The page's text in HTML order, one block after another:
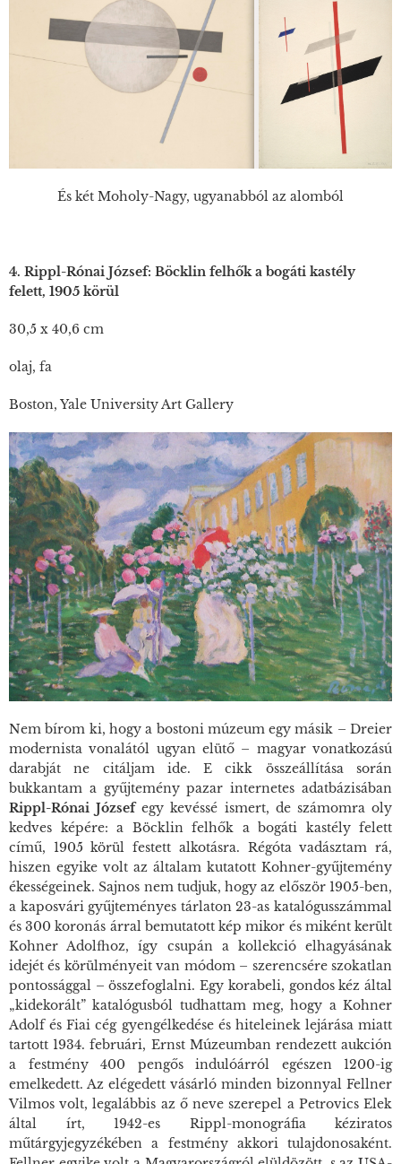
És két Moholy-Nagy, ugyanabból az alomból
4. Rippl-Rónai József: Böcklin felhők a bogáti kastély
felett, 1905 körül
30,5 x 40,6 cm
olaj, fa
Boston, Yale University Art Gallery
Nem bírom ki, hogy a bostoni múzeum egy másik – Dreier
modernista vonalától ugyan elütő – magyar vonatkozású
darabját ne citáljam ide. E cikk összeállítása során
bukkantam a gyűjtemény pazar internetes adatbázisában
Rippl-Rónai Józsefegy kevéssé ismert, de számomra oly
kedves képére: a Böcklin felhők a bogáti kastély felett
című, 1905 körül festett alkotásra. Régóta vadásztam rá,
hiszen egyike volt az általam kutatott Kohner-gyűjtemény
ékességeinek. Sajnos nem tudjuk, hogy az először 1905-ben,
a kaposvári gyűjteményes tárlaton 23-as katalógusszámmal
és 300 koronás árral bemutatott kép mikor és miként került
Kohner Adolfhoz, így csupán a kollekció elhagyásának
idejét és körülményeit van módom – szerencsére szokatlan
pontossággal – összefoglalni. Egy korabeli, gondos kéz által
„kidekorált” katalógusból tudhattam meg, hogy a Kohner
Adolf és Fiai cég gyengélkedése és hiteleinek lejárása miatt
tartott 1934. februári, Ernst Múzeumban rendezett aukción
a festmény 400 pengős indulóárról egészen 1200-ig
emelkedett. Az elégedett vásárló minden bizonnyal Fellner
Vilmos volt, legalábbis az ő neve szerepel a Petrovics Elek
által írt, 1942-es Rippl-monográfia kéziratos
műtárgyjegyzékében a festmény akkori tulajdonosaként.